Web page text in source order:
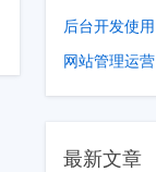
后台开发使用
网站管理运营
最新文章